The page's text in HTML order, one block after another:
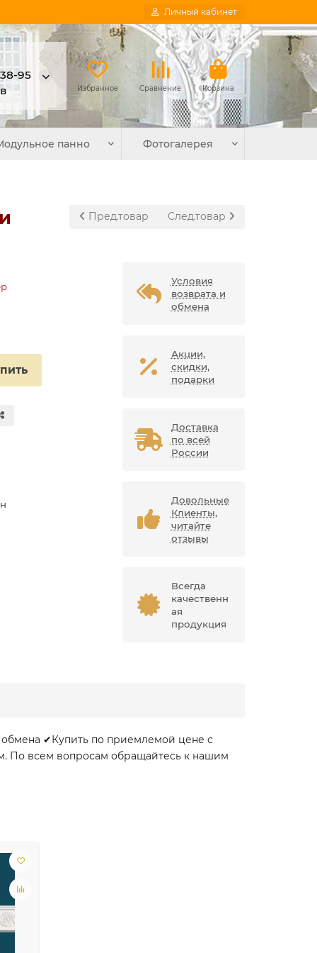
Личный кабинет
95
Избранное Сравнение Корзина
панно Фотогалерея
Пред.товар След.товар
Условия
возврата и
обмена
Акции,
скидки,
подарки
Доставка
по всей
России
Довольные
Клиенты,
читайте
отзывы
Всегда
качественн
ая
продукция
обмена ✔Купить по приемлемой цене с
По всем вопросам обращайтесь к нашим